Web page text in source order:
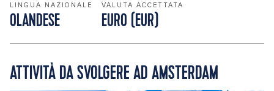
LINGUA NAZIONALE
OLANDESE
VALUTA ACCETTATA
EURO (EUR)
ATTIVITÀ DA SVOLGERE AD AMSTERDAM